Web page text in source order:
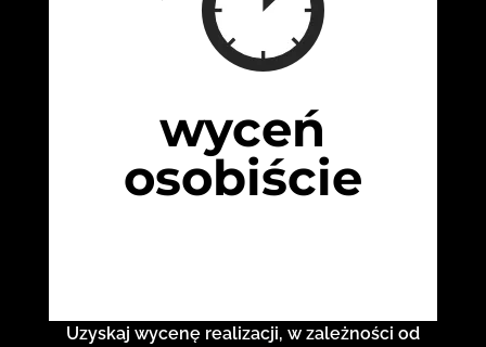
wyceń
osobiście
Uzyskaj wycenę realizacji, w zależności od